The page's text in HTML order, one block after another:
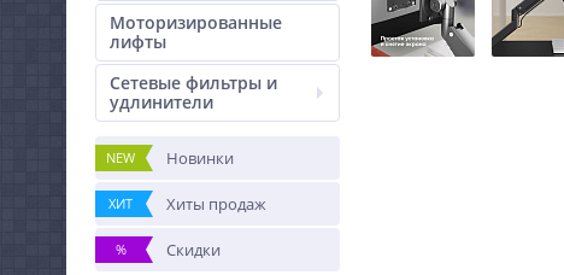
Моторизированные
лифты
Сетевые фильтры и
удлинители
NEW Новинки
ХИТ Хиты продаж
% Скидки